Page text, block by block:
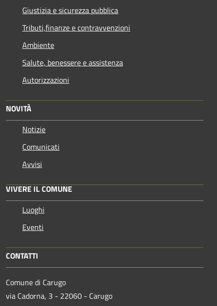
Giustizia e sicurezza pubblica
Tributi,finanze e contravvenzioni
Ambiente
Salute, benessere e assistenza
Autorizzazioni
NOVITÀ
Notizie
Comunicati
Avvisi
VIVERE IL COMUNE
Luoghi
Eventi
CONTATTI
Comune di Carugo
via Cadorna, 3 - 22060 - Carugo